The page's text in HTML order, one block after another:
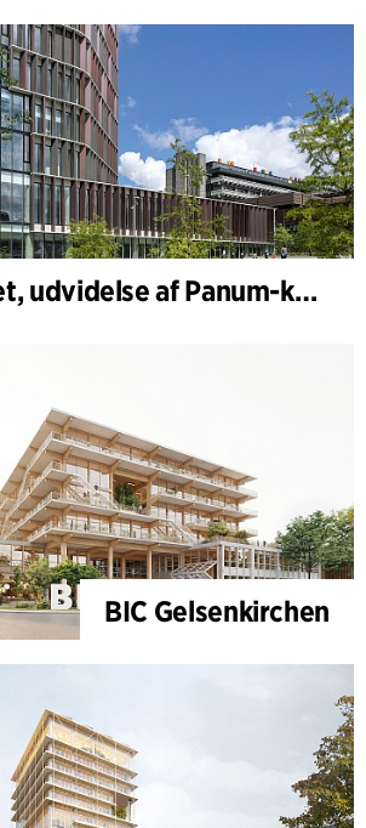
Mærsk Tårnet, udvidelse af Panum-komplekset
BIC Gelsenkirchen